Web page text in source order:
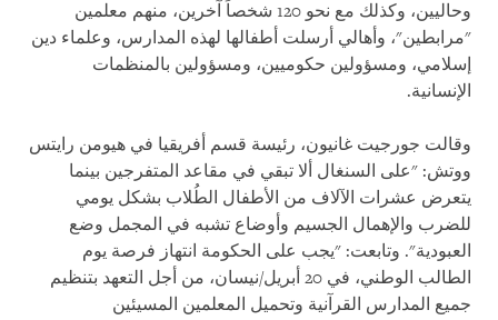
وحاليين، وكذلك مع نحو 120 شخصاً آخرين، منهم معلمين
"مرابطين"، وأهالي أرسلت أطفالها لهذه المدارس، وعلماء دين
إسلامي، ومسؤولين حكوميين، ومسؤولين بالمنظمات
الإنسانية.
وقالت جورجيت غانيون، رئيسة قسم أفريقيا في هيومن رايتس
ووتش: "على السنغال ألا تبقي في مقاعد المتفرجين بينما
يتعرض عشرات الآلاف من الأطفال الطُلاب بشكل يومي
للضرب والإهمال الجسيم وأوضاع تشبه في المجمل وضع
العبودية". وتابعت: "يجب على الحكومة انتهاز فرصة يوم
الطالب الوطني، في 20 أبريل/نيسان، من أجل التعهد بتنظيم
جميع المدارس القرآنية وتحميل المعلمين المسيئين